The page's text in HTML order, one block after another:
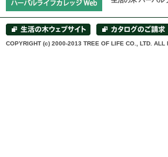
COPYRIGHT (c) 2000-2013 TREE OF LIFE CO., LTD. ALL